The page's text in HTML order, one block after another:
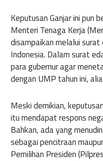
Keputusan Ganjar ini pun
Menteri Tenaga Kerja
disampaikan melalui
Indonesia. Dalam surat
para gubernur agar
dengan UMP tahun ini,
Meski demikian,
itu mendapat respons
Bahkan, ada yang
sebagai pencitraan
Pemilihan Presiden